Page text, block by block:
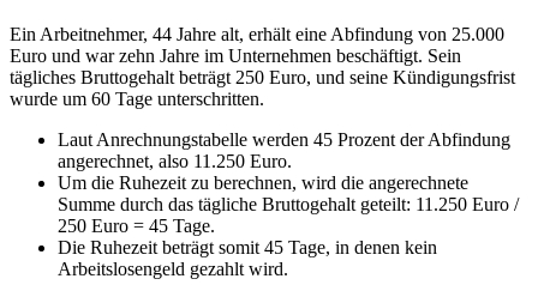
Ein Arbeitnehmer, 44 Jahre alt, erhält eine Abfindung von 25.000
Euro und war zehn Jahre im Unternehmen beschäftigt. Sein
tägliches Bruttogehalt beträgt 250 Euro, und seine Kündigungsfrist
wurde um 60 Tage unterschritten.
Laut Anrechnungstabelle werden 45 Prozent der Abfindung
angerechnet, also 11.250 Euro.
Um die Ruhezeit zu berechnen, wird die angerechnete
Summe durch das tägliche Bruttogehalt geteilt: 11.250 Euro /
250 Euro = 45 Tage.
Die Ruhezeit beträgt somit 45 Tage, in denen kein
Arbeitslosengeld gezahlt wird.